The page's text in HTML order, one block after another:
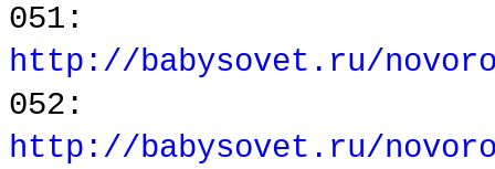
051:
http://babysovet.ru/
052:
http://babysovet.ru/